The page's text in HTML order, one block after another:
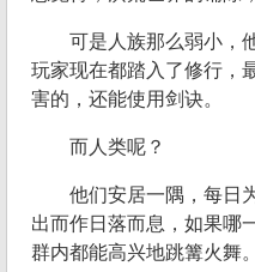
可是人族那么弱小，
玩家现在都踏入了修行，
害的，还能使用剑诀。
而人类呢？
他们安居一隅，每日
出而作日落而息，如果哪
群内都能高兴地跳篝火舞。